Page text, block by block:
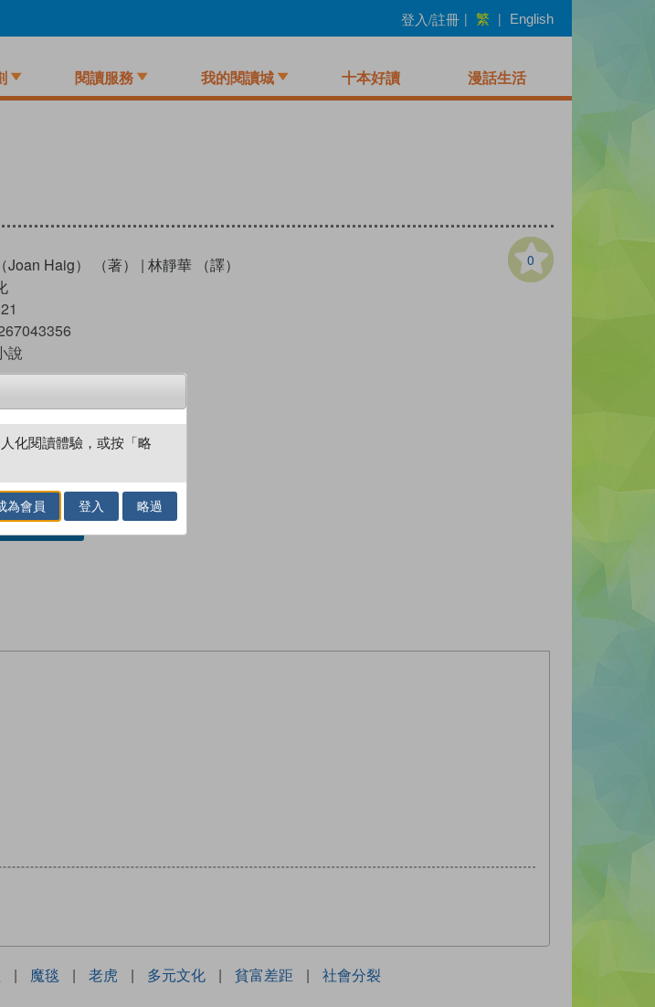
登入/註冊 | 繁 | English
閱讀服務 我的閱讀城 十本好讀 漫話生活
0
Joan Haig） （著） | 林靜華 （譯）
說
加入閱讀紀錄
| 魔毯 | 老虎 | 多元文化 | 貧富差距 | 社會分裂
化閱讀體驗，或按「略
為會員 登入 略過